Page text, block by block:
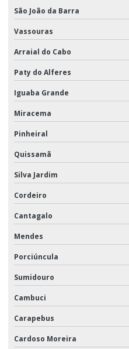
São João da Barra
Vassouras
Arraial do Cabo
Paty do Alferes
Iguaba Grande
Miracema
Pinheiral
Quissamã
Silva Jardim
Cordeiro
Cantagalo
Mendes
Porciúncula
Sumidouro
Cambuci
Carapebus
Cardoso Moreira